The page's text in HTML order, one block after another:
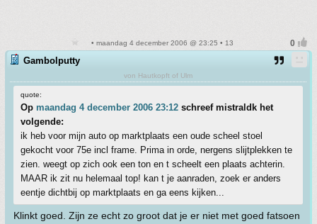
• maandag 4 december 2006 @ 23:25 • 13
Gambolputty
von Hautkopft of Ulm
quote:
Op maandag 4 december 2006 23:12 schreef mistraldk het
volgende:
ik heb voor mijn auto op marktplaats een oude scheel stoel
gekocht voor 75e incl frame. Prima in orde, nergens slijtplekken te
zien. weegt op zich ook een ton en t scheelt een plaats achterin.
MAAR ik zit nu helemaal top! kan t je aanraden, zoek er anders
eentje dichtbij op marktplaats en ga eens kijken...
Klinkt goed. Zijn ze echt zo groot dat je er niet met goed fatsoen